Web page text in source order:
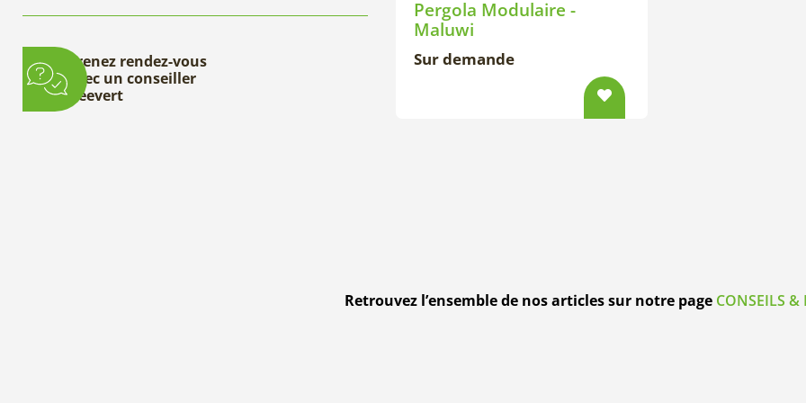
Prenez rendez-vous
avec un conseiller
Deevert
Pergola Modulaire -
Maluwi
Sur demande
Retrouvez l’ensemble de nos articles sur notre page CONSEILS &